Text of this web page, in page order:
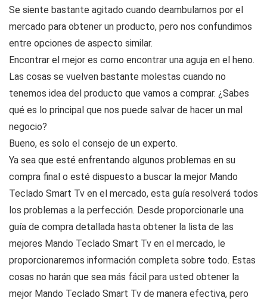
Se siente bastante agitado cuando deambulamos por el
mercado para obtener un producto, pero nos confundimos
entre opciones de aspecto similar.
Encontrar el mejor es como encontrar una aguja en el heno.
Las cosas se vuelven bastante molestas cuando no
tenemos idea del producto que vamos a comprar. ¿Sabes
qué es lo principal que nos puede salvar de hacer un mal
negocio?
Bueno, es solo el consejo de un experto.
Ya sea que esté enfrentando algunos problemas en su
compra final o esté dispuesto a buscar la mejor Mando
Teclado Smart Tv en el mercado, esta guía resolverá todos
los problemas a la perfección. Desde proporcionarle una
guía de compra detallada hasta obtener la lista de las
mejores Mando Teclado Smart Tv en el mercado, le
proporcionaremos información completa sobre todo. Estas
cosas no harán que sea más fácil para usted obtener la
mejor Mando Teclado Smart Tv de manera efectiva, pero